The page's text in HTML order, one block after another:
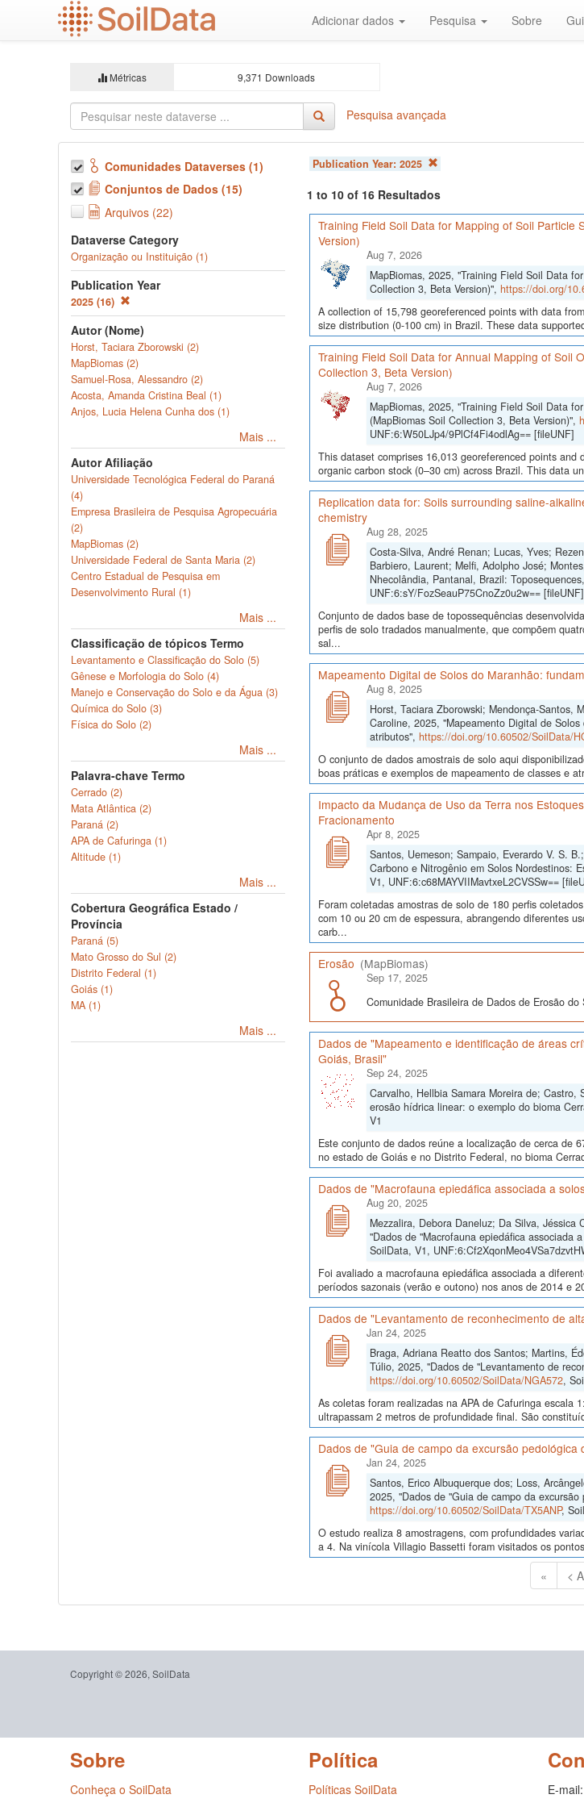
Adicionar dados Pesquisa Sobre
Métricas 9,371 Downloads
Pesquisa avançada
Comunidades Dataverses (1)
Conjuntos de Dados (15)
Arquivos (22)
Dataverse Category
Organização ou Instituição (1)
Publication Year
2025 (16)
Autor (Nome)
Horst, Taciara Zborowski (2)
MapBiomas (2)
Samuel-Rosa, Alessandro (2)
Acosta, Amanda Cristina Beal (1)
Anjos, Lucia Helena Cunha dos (1)
Mais ...
Autor Afiliação
Universidade Tecnológica Federal do Paraná
(4)
Empresa Brasileira de Pesquisa Agropecuária
(2)
MapBiomas (2)
Universidade Federal de Santa Maria (2)
Centro Estadual de Pesquisa em
Desenvolvimento Rural (1)
Mais ...
Classificação de tópicos Termo
Levantamento e Classificação do Solo (5)
Gênese e Morfologia do Solo (4)
Manejo e Conservação do Solo e da Água (3)
Química do Solo (3)
Física do Solo (2)
Mais ...
Palavra-chave Termo
Cerrado (2)
Mata Atlântica (2)
Paraná (2)
APA de Cafuringa (1)
Altitude (1)
Mais ...
Cobertura Geográfica Estado /
Província
Paraná (5)
Mato Grosso do Sul (2)
Distrito Federal (1)
Goiás (1)
MA (1)
Mais ...
Publication Year: 2025
1 to 10 of 16 Resultados
Training Field Soil Data for Mapping of Soil
Version)
Aug 7, 2026
MapBiomas, 2025, "Training Field Soil Data
Collection 3, Beta Version)", https://doi.org/
A collection of 15,798 georeferenced points with data
size distribution (0-100 cm) in Brazil. These data
Training Field Soil Data for Annual Mapping of Soil
Collection 3, Beta Version)
Aug 7, 2026
MapBiomas, 2025, "Training Field Soil Data
(MapBiomas Soil Collection 3, Beta Version)",
UNF:6:W50LJp4/9PlCf4Fi4odlAg== [fileUNF]
This dataset comprises 16,013 georeferenced points
organic carbon stock (0–30 cm) across Brazil. This data
Replication data for: Soils surrounding saline-
chemistry
Aug 28, 2025
Costa-Silva, André Renan; Lucas, Yves;
Barbiero, Laurent; Melfi, Adolpho José;
Nhecolândia, Pantanal, Brazil:
UNF:6:sY/FozSeauP75CnoZz0u2w== [fileUNF]
Conjunto de dados base de topossequências
perfis de solo tradados manualmente, que compõem
sal...
Mapeamento Digital de Solos do Maranhão:
Aug 8, 2025
Horst, Taciara Zborowski; Mendonça-Santos,
Caroline, 2025, "Mapeamento Digital de
atributos", https://doi.org/10.60502/SoilData/
O conjunto de dados amostrais de solo aqui
boas práticas e exemplos de mapeamento de classes e
Impacto da Mudança de Uso da Terra nos
Fracionamento
Apr 8, 2025
Santos, Uemeson; Sampaio, Everardo V. S.
Carbono e Nitrogênio em Solos Nordestinos:
V1, UNF:6:c68MAYVIIMavtxeL2CVSSw==
Foram coletadas amostras de solo de 180 perfis
com 10 ou 20 cm de espessura, abrangendo diferentes
carb...
Erosão (MapBiomas)
Sep 17, 2025
Comunidade Brasileira de Dados de Erosão do
Dados de "Mapeamento e identificação de áreas
Goiás, Brasil"
Sep 24, 2025
Carvalho, Hellbia Samara Moreira de; Castro,
erosão hídrica linear: o exemplo do bioma
V1
Este conjunto de dados reúne a localização de cerca de
no estado de Goiás e no Distrito Federal, no bioma
Dados de "Macrofauna epiedáfica associada a
Aug 20, 2025
Mezzalira, Debora Daneluz; Da Silva,
"Dados de "Macrofauna epiedáfica associada
SoilData, V1,
Foi avaliado a macrofauna epiedáfica associada a
períodos sazonais (verão e outono) nos anos de 2014 e
Dados de "Levantamento de reconhecimento de
Jan 24, 2025
Braga, Adriana Reatto dos Santos; Martins,
Túlio, 2025, "Dados de "Levantamento de
https://doi.org/10.60502/SoilData/NGA572,
As coletas foram realizadas na APA de Cafuringa escala
ultrapassam 2 metros de profundidade final. São
Dados de "Guia de campo da excursão
Jan 24, 2025
Santos, Erico Albuquerque dos; Loss,
2025, "Dados de "Guia de campo da
https://doi.org/10.60502/SoilData/TX5ANP,
O estudo realiza 8 amostragens, com profundidades
a 4. Na vinícola Villagio Bassetti foram visitados os
« <
Copyright © 2026, SoilData
Sobre
Conheça o SoilData
Política
Políticas SoilData E-